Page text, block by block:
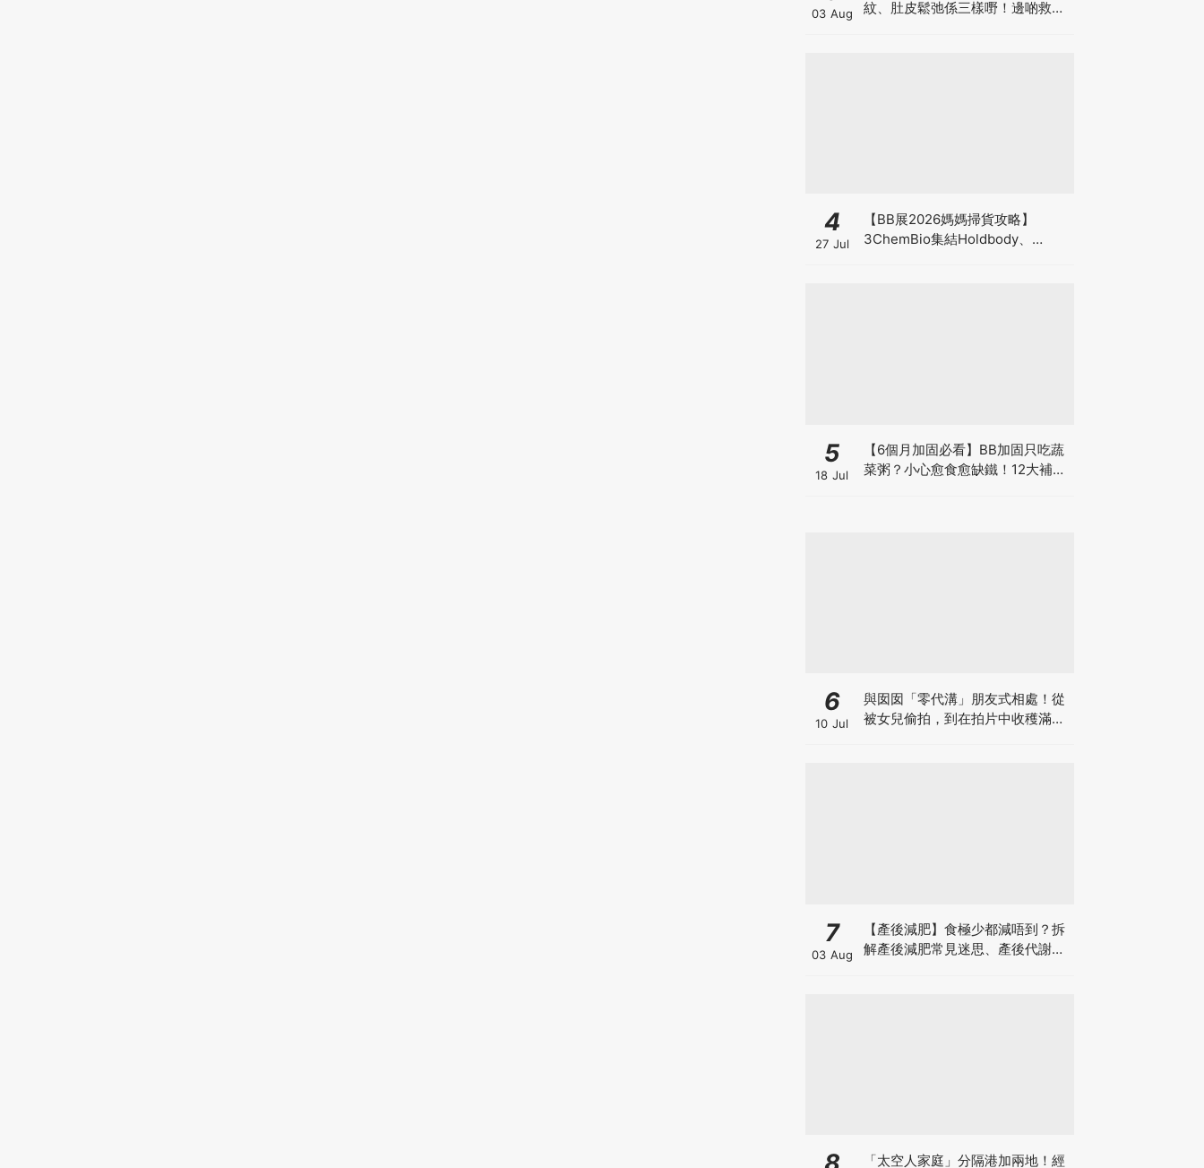
03 Aug
紋、肚皮鬆弛係三樣嘢！邊啲救得
4
27 Jul
【BB展2026媽媽掃貨攻略】
3ChemBio集結Holdbody、
5
18 Jul
【6個月加固必看】BB加固只吃蔬
菜粥？小心愈食愈缺鐵！12大補鐵
6
10 Jul
與囡囡「零代溝」朋友式相處！從
被女兒偷拍，到在拍片中收穫滿足
7
03 Aug
【產後減肥】食極少都減唔到？拆
解產後減肥常見迷思、產後代謝、
「太空人家庭」分隔港加兩地！經